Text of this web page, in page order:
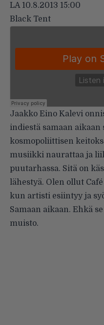
LA 10.8.2013 15:00
Black Tent
Jaakko Eino Kalevi
indiestä samaan
kosmopoliittisen
musiikki naurattaa ja
puutarhassa. Sitä on
lähestyä. Olen ollut
kun artisti esiintyy ja
Samaan aikaan. Ehkä
muisto.